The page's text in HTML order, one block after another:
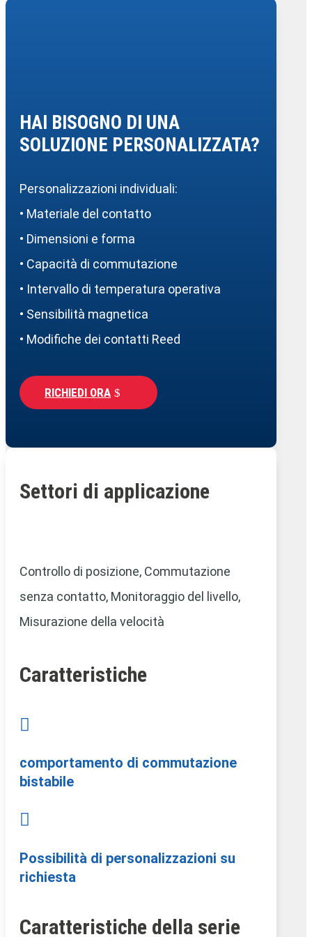
HAI BISOGNO DI UNA
SOLUZIONE PERSONALIZZATA?
Personalizzazioni individuali:
• Materiale del contatto
• Dimensioni e forma
• Capacità di commutazione
• Intervallo di temperatura operativa
• Sensibilità magnetica
• Modifiche dei contatti Reed
RICHIEDI ORA
Settori di applicazione
Controllo di posizione, Commutazione
senza contatto, Monitoraggio del livello,
Misurazione della velocità
Caratteristiche

comportamento di commutazione
bistabile

Possibilità di personalizzazioni su
richiesta
Caratteristiche della serie